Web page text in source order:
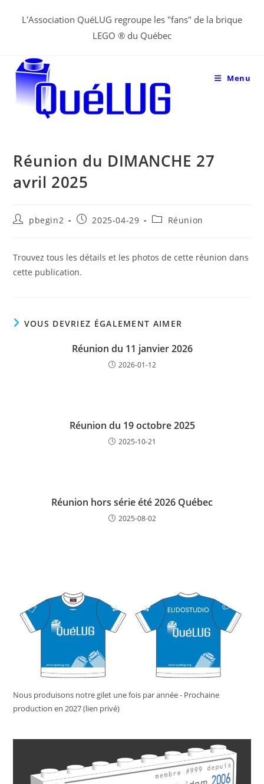
L'Association QuéLUG regroupe les "fans" de la brique
LEGO ® du Québec
Menu
Réunion du DIMANCHE 27
avril 2025
Postpbegin2
Post2025-04-29
PostRéunion
Trouvez tous les détails et les photos de cette réunion dans
cette publication.
VOUS DEVRIEZ ÉGALEMENT AIMER
Réunion du 11 janvier 2026
2026-01-12
Réunion du 19 octobre 2025
2025-10-21
Réunion hors série été 2026 Québec
2025-08-02
Nous produisons notre gilet une fois par année - Prochaine
production en 2027 (lien privé)